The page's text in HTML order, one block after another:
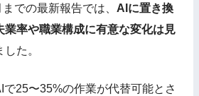
での最新報告では、 AIに置き換
業率や職業構成に有意な変化は見
た。
25〜35%の作業が代替可能とさ